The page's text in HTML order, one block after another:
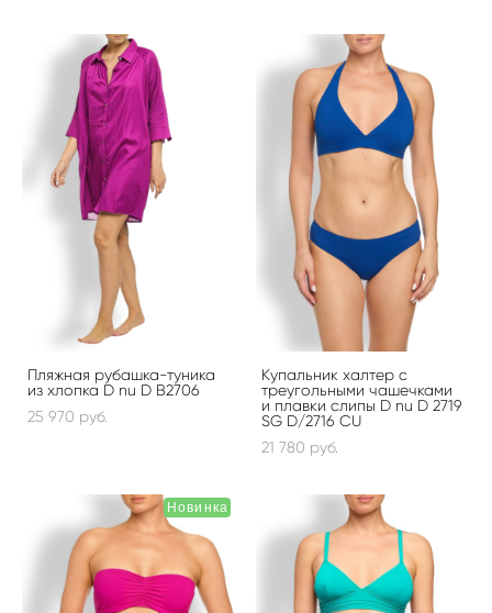
Пляжная рубашка-туника
из хлопка D nu D B2706
25 970 pуб.
Купальник халтер с
треугольными чашечками
и плавки слипы D nu D 2719
SG D/2716 CU
21 780 pуб.
Новинка